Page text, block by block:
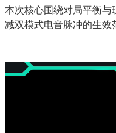
本次核心围绕对局平衡与
减双模式电音脉冲的生效